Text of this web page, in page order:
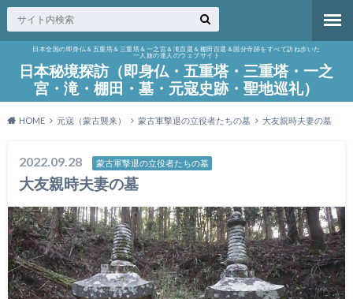
日本全国の即身仏＆五重塔＆三重塔＆一之宮＆滝百選＆棚田百選＆国分寺跡をすべて訪ね歩いた
一人旅の達人のウェブサイト
日本秘境探訪（即身仏・五重塔・三重塔・一之
宮・滝・棚田・墓・元寇史跡・聖地巡礼）
HOME 元寇（蒙古襲来） 蒙古軍撃退の立役者たちの墓 大友親時夫妻の墓
2022.09.28 蒙古軍撃退の立役者たちの墓
大友親時夫妻の墓